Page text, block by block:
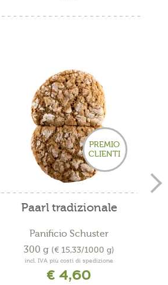
PREMIO
CLIENTI
Paarl tradizionale
Panificio Schuster
300 g (€ 15,33/1000 g)
incl. IVA più costi di spedizione
€ 4,60